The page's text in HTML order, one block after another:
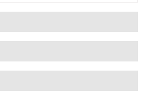
BK3 Đã Qua Sử